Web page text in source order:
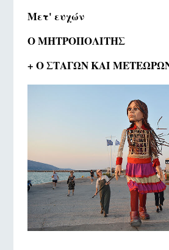
Μετ' ευχών
Ο ΜΗΤΡΟΠΟΛΙΤΗΣ
+ Ο ΣΤΑΓΩΝ ΚΑΙ